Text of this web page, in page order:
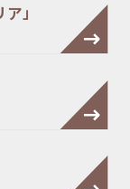
」